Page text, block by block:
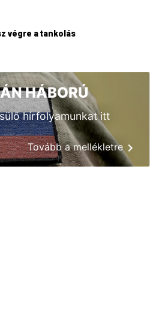
végre a tankolás
HÁBORÚ
hírfolyamunkat itt
Tovább a mellékletre